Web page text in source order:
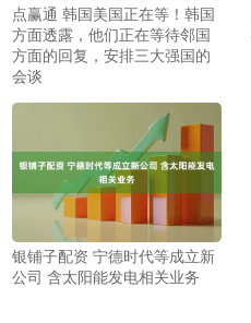
点赢通 韩国美国正在等！韩国
方面透露，他们正在等待邻国
方面的回复，安排三大强国的
会谈
银铺子配资 宁德时代等成立新
公司 含太阳能发电相关业务